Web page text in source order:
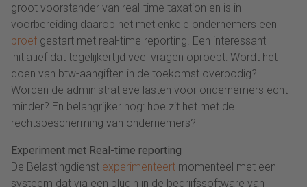
groot voorstander van real-time taxation en is in
voorbereiding daarop net met enkele ondernemers een
proefgestart met real-time reporting. Een interessant
initiatief dat tegelijkertijd veel vragen oproept: Wordt het
doen van btw-aangiften in de toekomst overbodig?
Worden de administratieve lasten voor ondernemers echt
minder? En belangrijker nog: hoe zit het met de
rechtsbescherming van ondernemers?
Experiment met Real-time reporting
De Belastingdienst experimenteert momenteel met een
systeem dat via een plugin in de bedrijfssoftware van